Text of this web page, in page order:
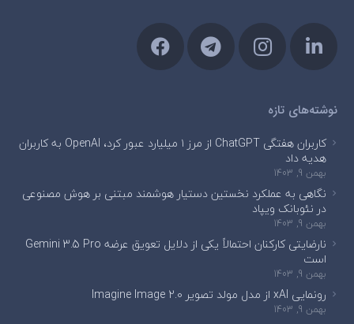
نوشته‌های تازه
کاربران هفتگی ChatGPT از مرز ۱ میلیارد عبور کرد، OpenAI به کاربران
هدیه داد
بهمن 9, 1403
نگاهی به عملکرد نخستین دستیار هوشمند مبتنی بر هوش مصنوعی
در نئوبانک ویپاد
بهمن 9, 1403
نارضایتی کارکنان احتمالاً یکی از دلایل تعویق عرضه Gemini 3.5 Pro
است
بهمن 9, 1403
رونمایی xAI از مدل مولد تصویر Imagine Image 2.0
بهمن 9, 1403